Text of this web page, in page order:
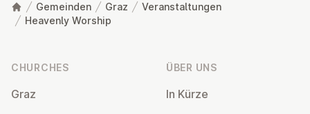
Gemeinden Graz
Veranstaltungen
Heavenly Worship
CHURCHES
Graz
ÜBER UNS
In Kürze